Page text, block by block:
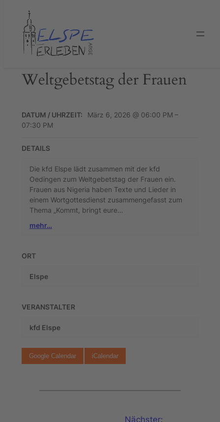
springen
Weltgebetstag der Frauen
DATUM / UHRZEIT:
März 6, 2026 @ 06:00 PM –
07:30 PM
DETAILS
Die kfd Elspe lädt zusammen mit der kfd
Oedingen zum Weltgebetstag der Frauen ein.
Frauen aus Nigeria haben Texte und Lieder in
einem Wortgottesdienst zusammengefasst zum
Thema „Kommt, bringt eure…
mehr…
ORT
Elspe
VERANSTALTER
kfd Elspe
Google Calendar iCalendar
Nächster: